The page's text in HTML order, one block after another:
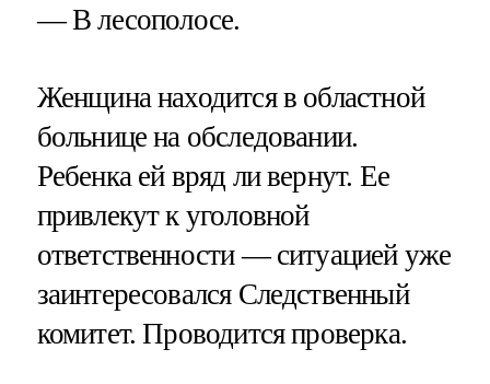
— В лесополосе.
Женщина находится в областной
больнице на обследовании.
Ребенка ей вряд ли вернут. Ее
привлекут к уголовной
ответственности — ситуацией уже
заинтересовался Следственный
комитет. Проводится проверка.